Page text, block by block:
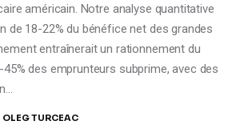
américain. Notre analyse quantitative
de 18-22% du bénéfice net des grandes
entraînerait un rationnement du
des emprunteurs subprime, avec des
OLEG TURCEAC